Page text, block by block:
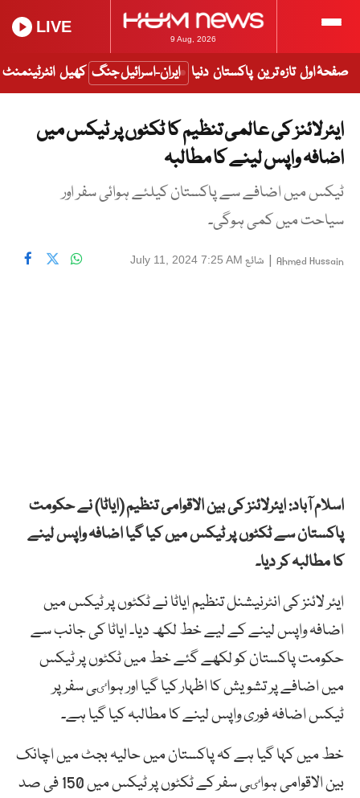
9 Aug, 2026
LIVE
صفحۂ اول تازہ ترین پاکستان دنیا ایران-اسرائیل جنگ کھیل انٹرٹینمنٹ
ایئرلائنز کی عالمی تنظیم کا ٹکٹوں پر ٹیکس میں
اضافہ واپس لینے کا مطالبہ
ٹیکس میں اضافے سے پاکستان کیلئے ہوائی سفر اور
سیاحت میں کمی ہوگی۔
Ahmed Hussain
| شائع July 11, 2024 7:25 AM
اسلام آباد:ایئرلائنز کی بین الاقوامی تنظیم (ایاٹا) نے حکومت
پاکستان سے ٹکٹوں پر ٹیکس میں کیا گیا اضافہ واپس لینے
کا مطالبہ کر دیا۔
ایئر لائنز کی انٹرنیشنل تنظیم ایاٹا نے ٹکٹوں پر ٹیکس میں
اضافہ واپس لینے کے لیے خط لکھ دیا۔ ایاٹا کی جانب سے
حکومت پاکستان کو لکھے گئے خط میں ٹکٹوں پر ٹیکس
میں اضافے پر تشویش کا اظہار کیا گیا اور ہواٸی سفر پر
ٹیکس اضافہ فوری واپس لینے کا مطالبہ کیا گیا ہے۔
خط میں کہا گیا ہے کہ پاکستان میں حالیہ بجٹ میں اچانک
بین الاقوامی ہواٸی سفر کے ٹکٹوں پر ٹیکس میں 150 فی صد